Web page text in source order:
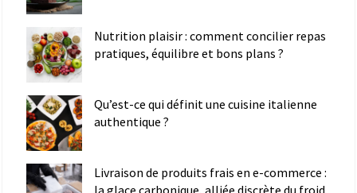
Nutrition plaisir : comment concilier repas
pratiques, équilibre et bons plans ?
Qu’est-ce qui définit une cuisine italienne
authentique ?
Livraison de produits frais en e-commerce :
la glace carbonique, alliée discrète du froid